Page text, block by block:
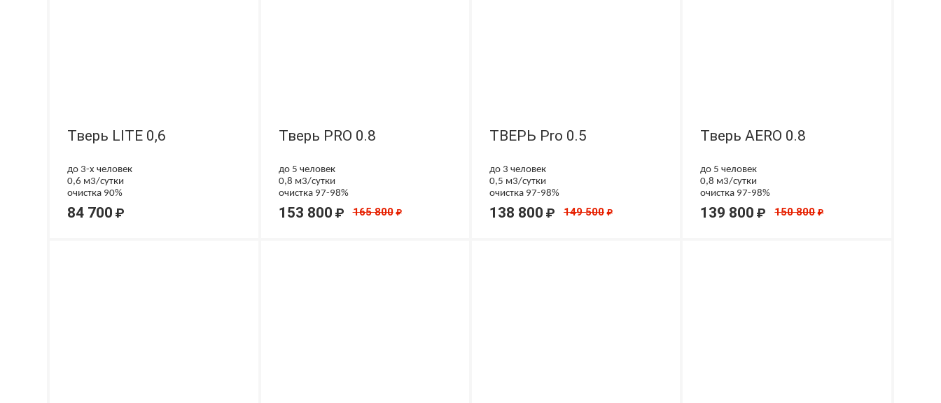
Тверь LITE 0,6
до 3-х человек
0,6 м3/сутки
очистка 90%
доочистка в грунте
84 700 ₽
Тверь PRO 0.8
до 5 человек
0,8 м3/сутки
очистка 97-98%
153 800 ₽ 165 800 ₽
ТВЕРЬ Pro 0.5
до 3 человек
0,5 м3/сутки
очистка 97-98%
138 800 ₽ 149 500 ₽
Тверь AERO 0.8
до 5 человек
0,8 м3/сутки
очистка 97-98%
139 800 ₽ 150 800 ₽